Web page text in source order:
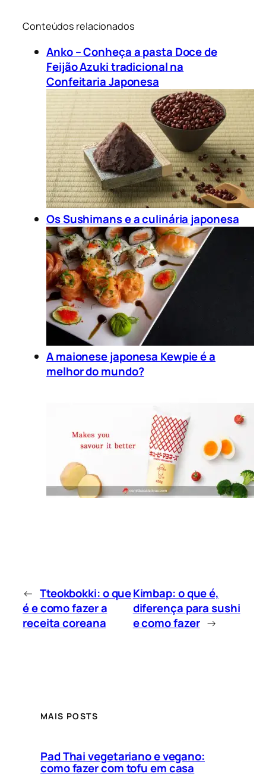
Conteúdos relacionados
Anko – Conheça a pasta Doce de
Feijão Azuki tradicional na
Confeitaria Japonesa
Os Sushimans e a culinária japonesa
A maionese japonesa Kewpie é a
melhor do mundo?
← Tteokbokki: o que
é e como fazer a
receita coreana
Kimbap: o que é,
diferença para sushi
e como fazer →
MAIS POSTS
Pad Thai vegetariano e vegano:
como fazer com tofu em casa